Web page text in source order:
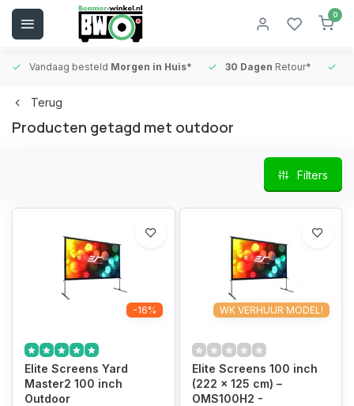
0
Vandaag besteld Morgen in Huis* 30 Dagen Retour*
Terug
Producten getagd met outdoor
Filters
-16%
Elite Screens Yard
Master2 100 inch
Outdoor
WK VERHUUR MODEL!
Elite Screens 100 inch
(222 x 125 cm) –
OMS100H2 -